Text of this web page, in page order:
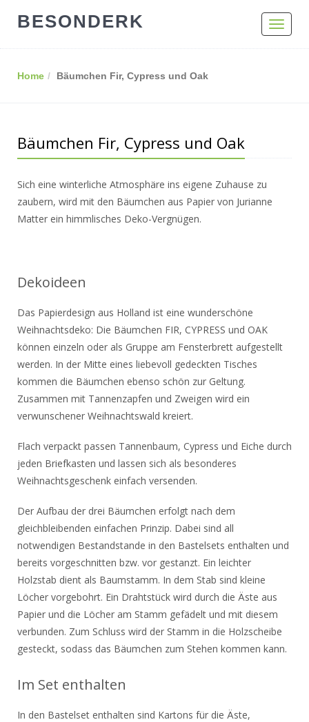
Toggle
BESONDERK
Home Bäumchen Fir, Cypress und Oak
Bäumchen Fir, Cypress und Oak
Sich eine winterliche Atmosphäre ins eigene Zuhause zu
zaubern, wird mit den Bäumchen aus Papier von Jurianne
Matter ein himmlisches Deko-Vergnügen.
Dekoideen
Das Papierdesign aus Holland ist eine wunderschöne
Weihnachtsdeko: Die Bäumchen FIR, CYPRESS und OAK
können einzeln oder als Gruppe am Fensterbrett aufgestellt
werden. In der Mitte eines liebevoll gedeckten Tisches
kommen die Bäumchen ebenso schön zur Geltung.
Zusammen mit Tannenzapfen und Zweigen wird ein
verwunschener Weihnachtswald kreiert.
Flach verpackt passen Tannenbaum, Cypress und Eiche durch
jeden Briefkasten und lassen sich als besonderes
Weihnachtsgeschenk einfach versenden.
Der Aufbau der drei Bäumchen erfolgt nach dem
gleichbleibenden einfachen Prinzip. Dabei sind all
notwendigen Bestandstande in den Bastelsets enthalten und
bereits vorgeschnitten bzw. vor gestanzt. Ein leichter
Holzstab dient als Baumstamm. In dem Stab sind kleine
Löcher vorgebohrt. Ein Drahtstück wird durch die Äste aus
Papier und die Löcher am Stamm gefädelt und mit diesem
verbunden. Zum Schluss wird der Stamm in die Holzscheibe
gesteckt, sodass das Bäumchen zum Stehen kommen kann.
Im Set enthalten
In den Bastelset enthalten sind Kartons für die Äste,